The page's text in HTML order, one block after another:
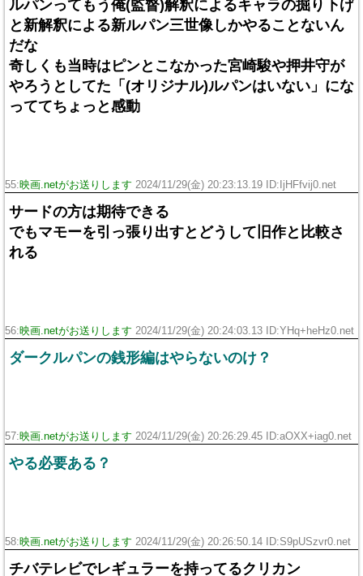
ルパンってもう俺(監督)解釈によるキャラの掘り下げ
と新解釈による新ルパン三世像しかやることないん
だな
奇しくも当時はピンとこなかった宮崎駿や押井守が
やろうとしてた「(オリジナル)ルパンはいない」にな
っててちょっと感動
55:映画.netがお送りします 2024/11/29(金) 20:23:13.19 ID:IjHFfvij0.net
サードの方は期待できる
でもマモーを引っ張り出すとどうして旧作と比較さ
れる
56:映画.netがお送りします 2024/11/29(金) 20:24:03.13 ID:YHq+heHz0.net
ダークルパンの銭形編はやらないのけ？
57:映画.netがお送りします 2024/11/29(金) 20:26:29.45 ID:aOXX+iag0.net
やる必要ある？
58:映画.netがお送りします 2024/11/29(金) 20:26:50.14 ID:S9pUSzvr0.net
チバテレビでレギュラーを持ってるクリカン